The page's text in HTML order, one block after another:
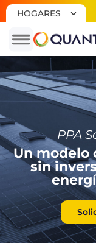
HOGARES
PLACAS
SOLARES
Instala
Solares
Baterías
Solares
Backup
Placas
Solares
Quantica
Plus
PPA
Un modelo
sin